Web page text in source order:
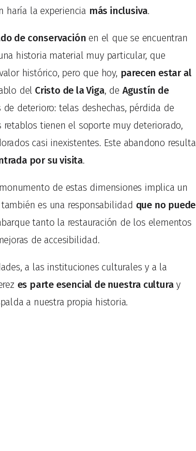
haría la experiencia más inclusiva.
de conservación en el que se encuentran
historia material muy particular, que
histórico, pero que hoy, parecen estar al
del Cristo de la Viga, de Agustín de
de deterioro: telas deshechas, pérdida de
tienen el soporte muy deteriorado,
casi inexistentes. Este abandono resulta
por su visita.
de estas dimensiones implica un
es una responsabilidad que no puede
tanto la restauración de los elementos
de accesibilidad.
a las instituciones culturales y a la
es parte esencial de nuestra culturay
a nuestra propia historia.